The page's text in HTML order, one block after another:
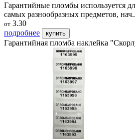
Гарантийные пломбы используется
самых разнообразных предметов, нач..
от 3.30
подробнее
купить
Гарантийная пломба наклейка